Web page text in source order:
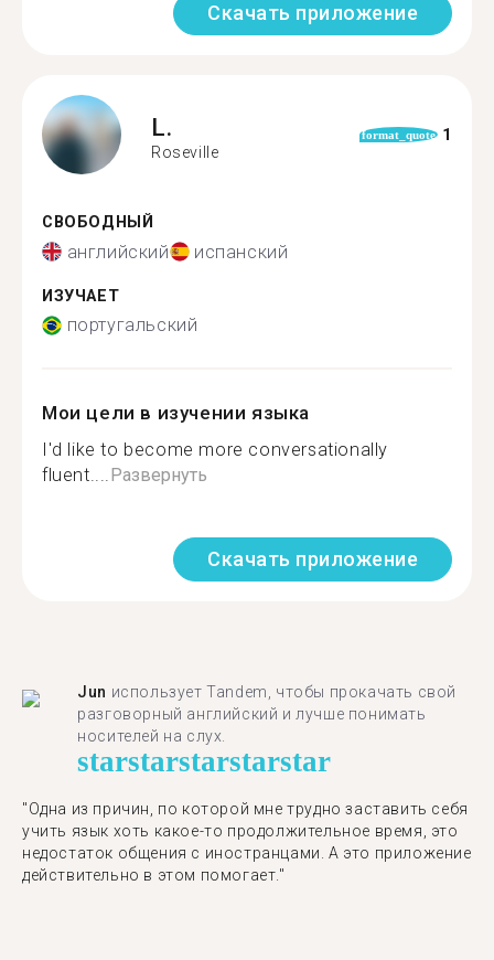
Скачать приложение
L.
Roseville
format_quote 1
СВОБОДНЫЙ
английский испанский
ИЗУЧАЕТ
португальский
Мои цели в изучении языка
I'd like to become more conversationally
fluent....Развернуть
Скачать приложение
Jun использует Tandem, чтобы прокачать свой
разговорный английский и лучше понимать
носителей на слух.
starstarstarstarstar
"Одна из причин, по которой мне трудно заставить себя
учить язык хоть какое-то продолжительное время, это
недостаток общения с иностранцами. А это приложение
действительно в этом помогает."